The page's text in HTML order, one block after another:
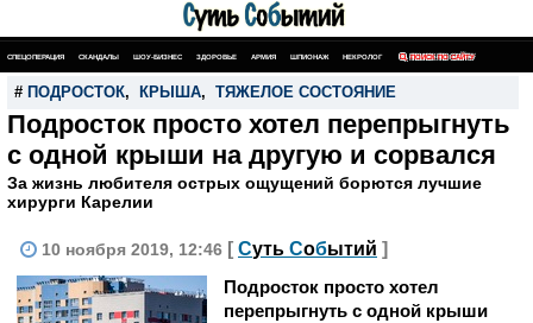
СПЕЦОПЕРАЦИЯ СКАНДАЛЫ ШОУ-БИЗНЕС ЗДОРОВЬЕ АРМИЯ ШПИОНАЖ НЕКРОЛОГ ПОИСК ПО САЙТУ
# ПОДРОСТОК, КРЫША, ТЯЖЕЛОЕ СОСТОЯНИЕ
Подросток просто хотел перепрыгнуть
с одной крыши на другую и сорвался
За жизнь любителя острых ощущений борются лучшие
хирурги Карелии
10 ноября 2019, 12:46 [ Суть Событий ]
Подросток просто хотел
перепрыгнуть с одной крыши